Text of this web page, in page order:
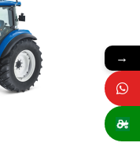
→